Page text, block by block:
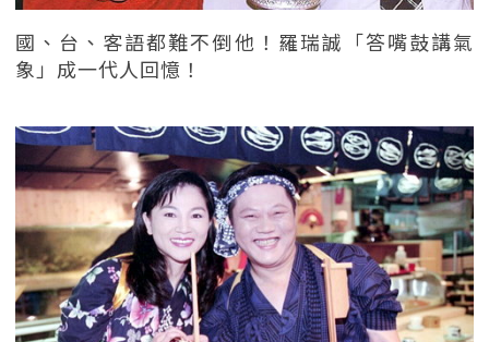
國、台、客語都難不倒他！羅瑞誠「答嘴鼓講氣
象」成一代人回憶！